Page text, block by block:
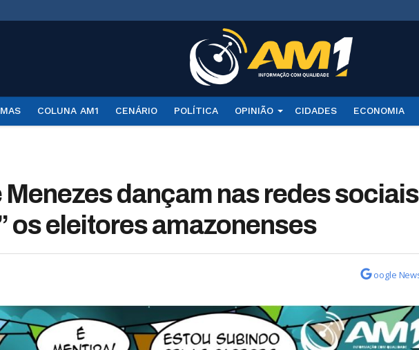
COLUNA AM1 CENÁRIO POLÍTICA OPINIÃO CIDADES ECONOMIA
Menezes dançam nas redes sociais
os eleitores amazonenses
oogle